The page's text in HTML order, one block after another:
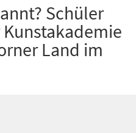
Schüler
Land im